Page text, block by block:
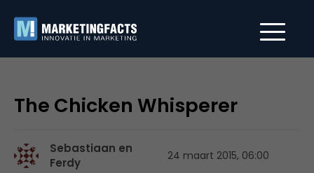
The Chicken Whisperer
Sebastiaan en
Ferdy
24 maart 2015, 06:00